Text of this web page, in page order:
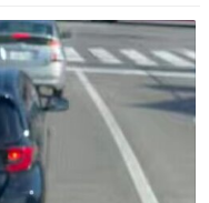
してました☺️